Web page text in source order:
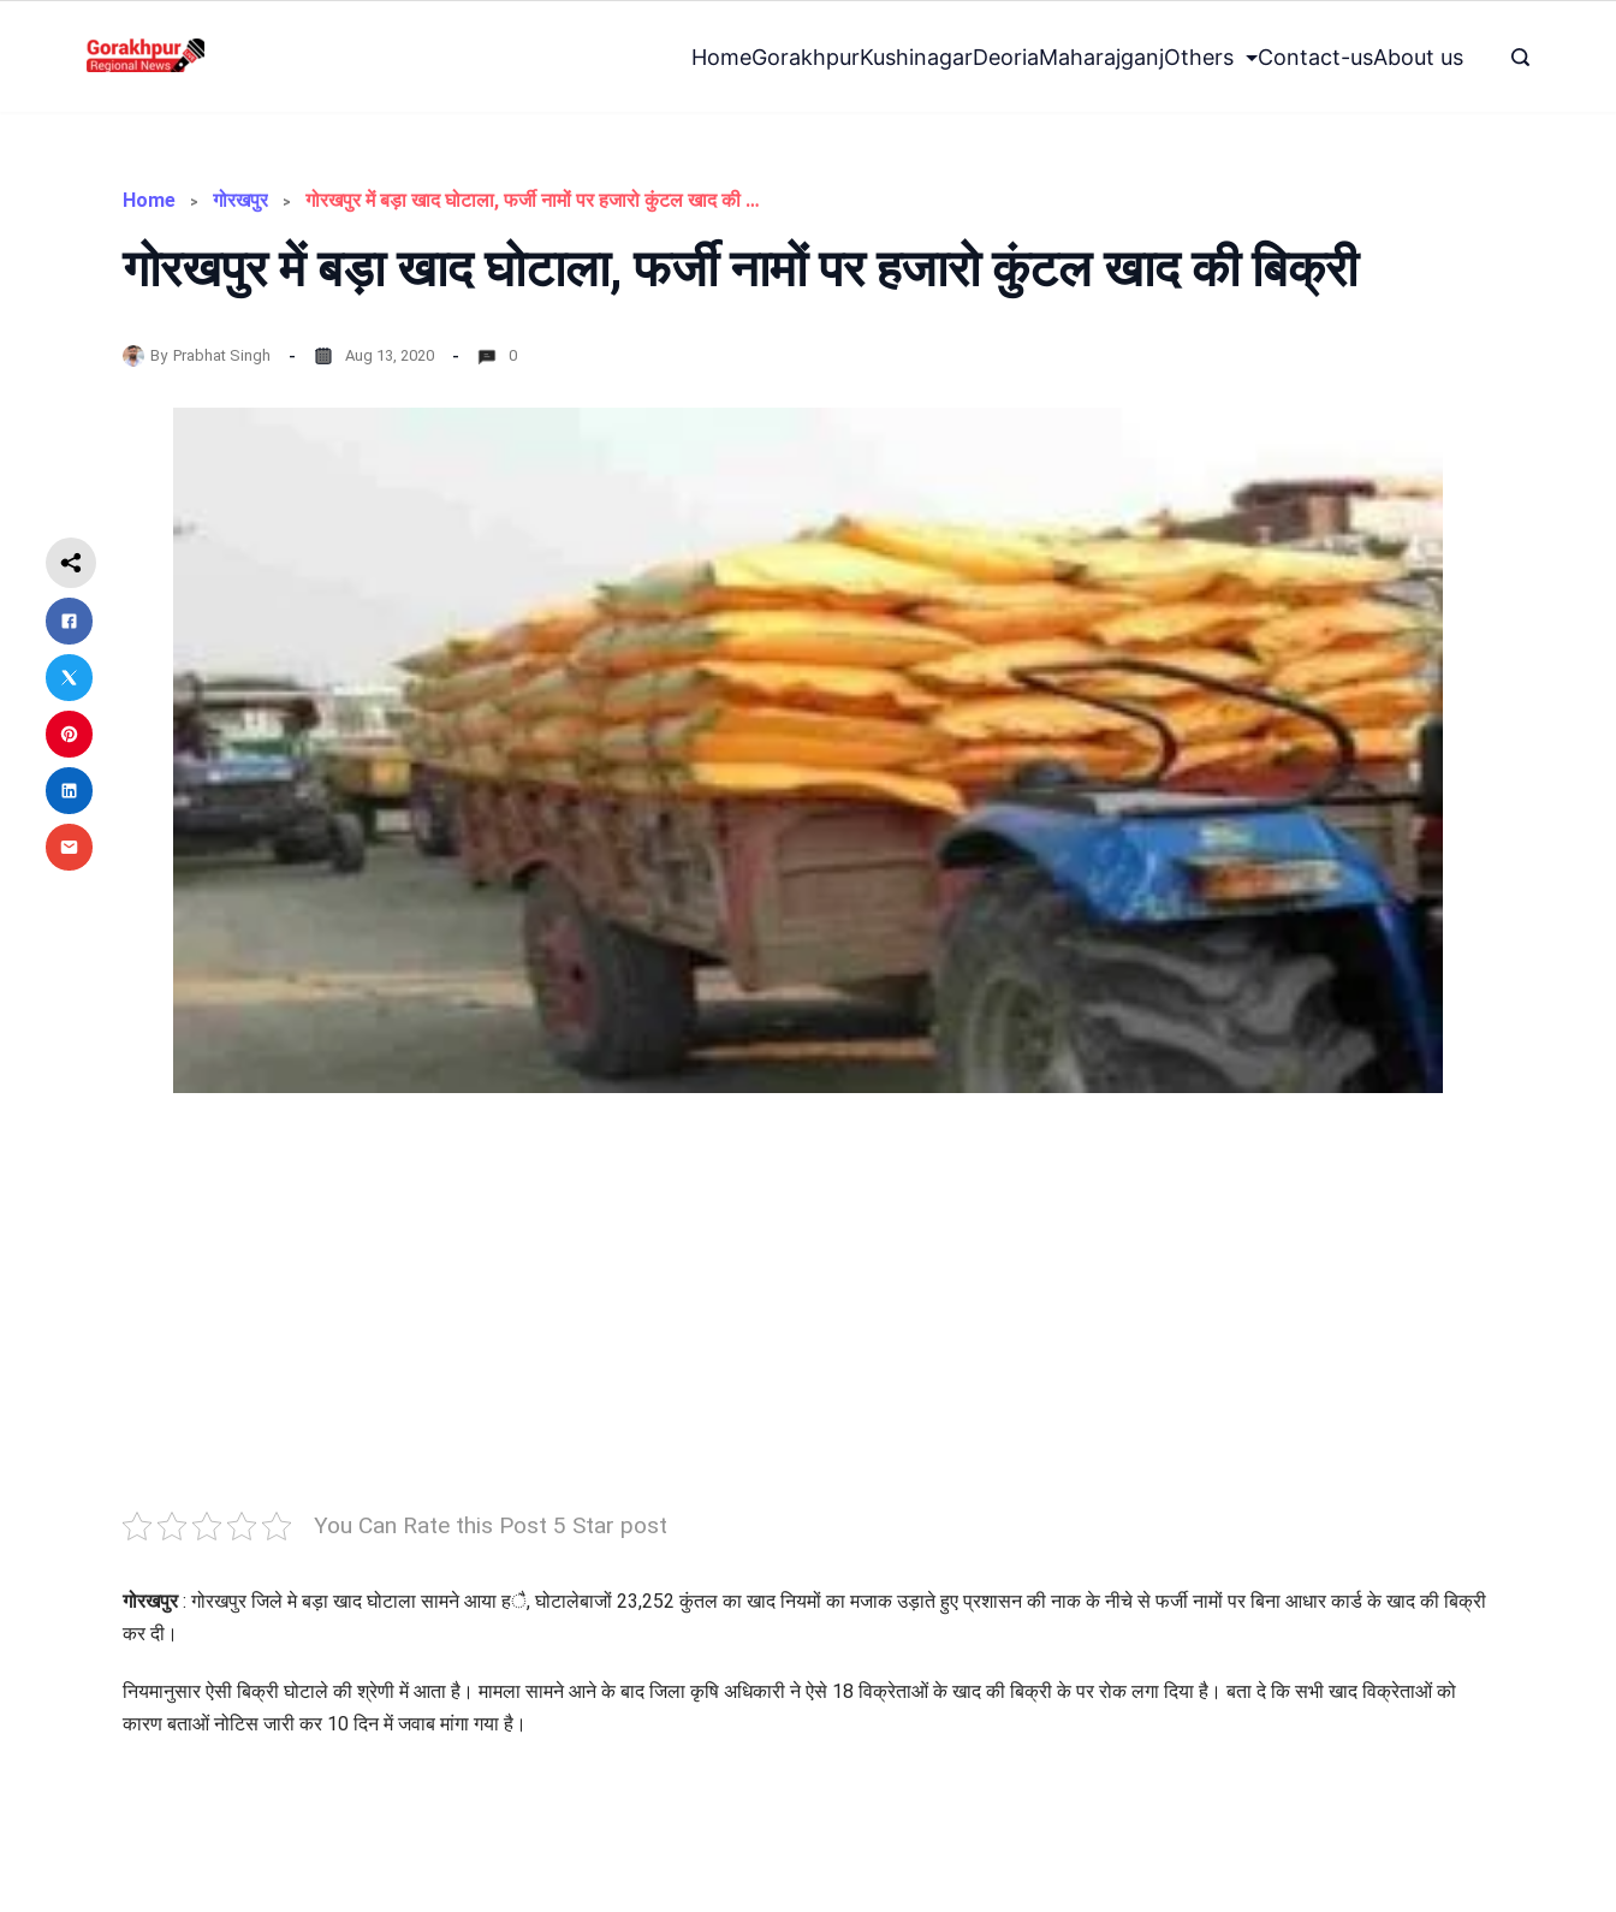
News
HomeGorakhpurKushinagarDeoriaMaharajganjOthers Contact-usAbout us
Home गोरखपुर गोरखपुर में बड़ा खाद घोटाला, फर्जी नामों पर हजारो कुंटल खाद की बिक्री
गोरखपुर में बड़ा खाद घोटाला, फर्जी नामों पर हजारो कुंटल खाद की बिक्री
By Prabhat Singh Aug 13, 2020 0
You Can Rate this Post 5 Star post
गोरखपुर: गोरखपुर जिले मे बड़ा खाद घोटाला सामने आया है, घोटालेबाजों 23,252 कुंतल का खाद नियमों का मजाक उड़ाते हुए प्रशासन की नाक के नीचे से फर्जी नामों पर बिना आधार कार्ड के खाद की बिक्री
कर दी।
नियमानुसार ऐसी बिक्री घोटाले की श्रेणी में आता है। मामला सामने आने के बाद जिला कृषि अधिकारी ने ऐसे 18 विक्रेताओं के खाद की बिक्री के पर रोक लगा दिया है। बता दे कि सभी खाद विक्रेताओं को
कारण बताओं नोटिस जारी कर 10 दिन में जवाब मांगा गया है।